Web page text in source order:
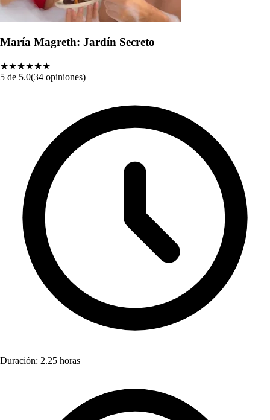
María Magreth: Jardín Secreto
★★★★★★
5 de 5.0(34 opiniones)
Duración: 2.25 horas